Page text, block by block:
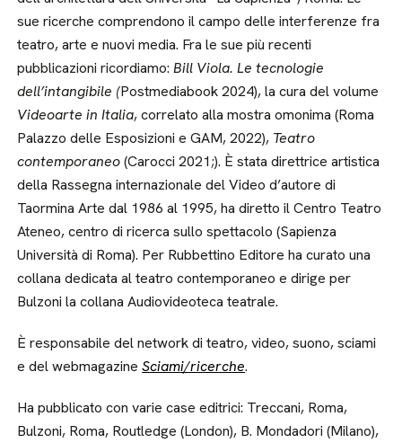
sue ricerche comprendono il campo delle interferenze fra
teatro, arte e nuovi media. Fra le sue più recenti
pubblicazioni ricordiamo:Bill Viola. Le tecnologie
dell’intangibile (Postmediabook 2024), la cura del volume
Videoarte in Italia, correlato alla mostra omonima (Roma
Palazzo delle Esposizioni e GAM, 2022), Teatro
contemporaneo(Carocci 2021;). È stata direttrice artistica
della Rassegna internazionale del Video d’autore di
Taormina Arte dal 1986 al 1995, ha diretto il Centro Teatro
Ateneo, centro di ricerca sullo spettacolo (Sapienza
Università di Roma). Per Rubbettino Editore ha curato una
collana dedicata al teatro contemporaneo e dirige per
Bulzoni la collana Audiovideoteca teatrale.
È responsabile del network di teatro, video, suono, sciami
e del webmagazineSciami/ricerche.
Ha pubblicato con varie case editrici: Treccani, Roma,
Bulzoni, Roma, Routledge (London), B. Mondadori (Milano),